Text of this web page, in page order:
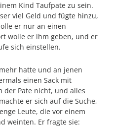
Kind Taufpate zu sein.
viel Geld und fügte hinzu,
er nur an einen
wolle er ihm geben, und er
sich einstellen.
hatte und an jenen
einen Sack mit
der Pate nicht, und alles
er sich auf die Suche,
Leute, die vor einem
weinten. Er fragte sie: